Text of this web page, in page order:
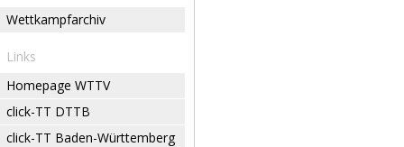
Wettkampfarchiv
Links
Homepage WTTV
click-TT DTTB
click-TT Baden-Württemberg